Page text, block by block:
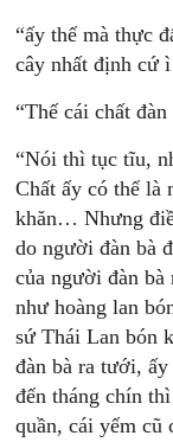
“ấy thế mà thực
cây nhất định cứ
“Thế cái chất
“Nói thì tục tĩu,
Chất ấy có thể là
khăn… Nhưng
do người đàn bà
của người đàn
như hoàng lan
sứ Thái Lan bón
đàn bà ra tưới,
đến tháng chín
quần, cái yếm cũ